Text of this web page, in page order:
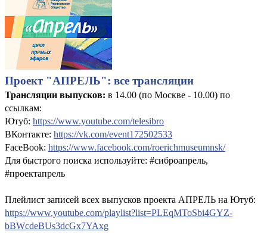
Проект "АПРЕЛЬ": все трансляции
Трансляции выпусков: в 14.00 (по Москве - 10.00) по
ссылкам:
Ютуб: https://www.youtube.com/telesibro
ВКонтакте: https://vk.com/event172502533
FaceBook: https://www.facebook.com/roerichmuseumnsk/
Для быстрого поиска используйте: #сиброапрель,
#проектапрель
Плейлист записей всех выпусков проекта АПРЕЛЬ на Ютуб:
https://www.youtube.com/playlist?list=PLEqMToSbi4GYZ-
bBWcdeBUs3dcGx7YAxg